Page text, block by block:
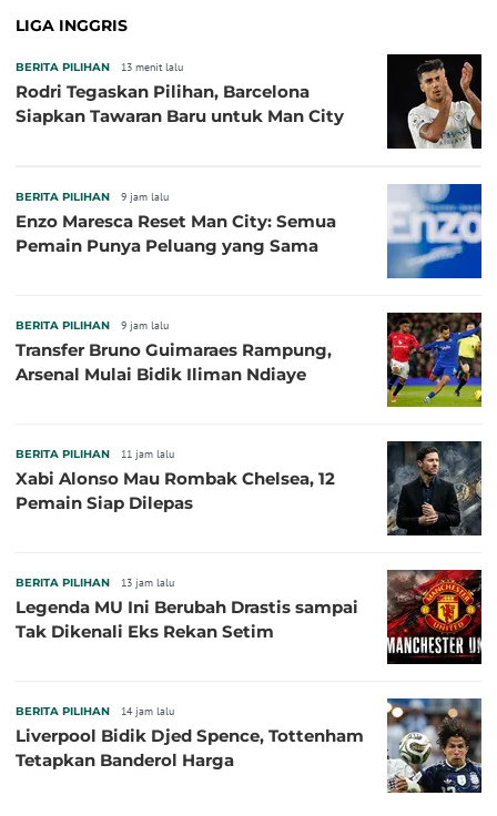
LIGA INGGRIS
BERITA PILIHAN 13 menit lalu
Rodri Tegaskan Pilihan, Barcelona
Siapkan Tawaran Baru untuk Man City
BERITA PILIHAN 9 jam lalu
Enzo Maresca Reset Man City: Semua
Pemain Punya Peluang yang Sama
BERITA PILIHAN 9 jam lalu
Transfer Bruno Guimaraes Rampung,
Arsenal Mulai Bidik Iliman Ndiaye
BERITA PILIHAN 11 jam lalu
Xabi Alonso Mau Rombak Chelsea, 12
Pemain Siap Dilepas
BERITA PILIHAN 13 jam lalu
Legenda MU Ini Berubah Drastis sampai
Tak Dikenali Eks Rekan Setim
BERITA PILIHAN 14 jam lalu
Liverpool Bidik Djed Spence, Tottenham
Tetapkan Banderol Harga